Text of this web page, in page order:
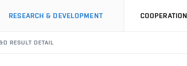
RESEARCH & DEVELOPMENT COOPERATION
RESULT DETAIL